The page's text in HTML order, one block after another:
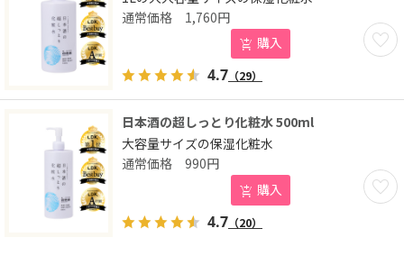
お気
1,760円
購入
4.7 （29）
日本酒の超しっとり化粧水 500ml
大容量サイズの保湿化粧水
お気
990円
購入
4.7 （20）